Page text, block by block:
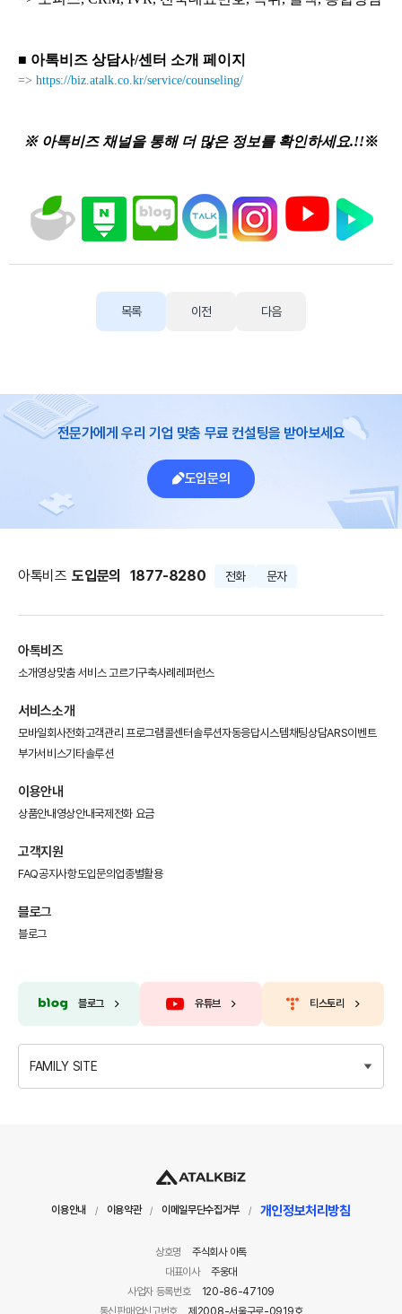
■ 아톡비즈 상담사/센터 소개 페이지
=> https://biz.atalk.co.kr/service/counseling/
※아톡비즈 채널을 통해 더 많은 정보를 확인하세요.!!※
목록 이전 다음
전문가에게 우리 기업 맞춤 무료 컨설팅을 받아보세요
도입문의
아톡비즈 도입문의 1877-8280 전화 문자
아톡비즈
소개영상맞춤 서비스 고르기구축사례레퍼런스
서비스소개
모바일회사전화고객관리 프로그램콜센터솔루션자동응답시스템채팅상담ARS이벤트
부가서비스기타솔루션
이용안내
상품안내영상안내국제전화 요금
고객지원
FAQ공지사항도입문의업종별활용
블로그
블로그
블로그 유튜브 티스토리
FAMILY SITE
이용안내 / 이용약관 / 이메일무단수집거부 / 개인정보처리방침
상호명
주식회사 아톡
대표이사
주웅대
사업자 등록번호
120-86-47109